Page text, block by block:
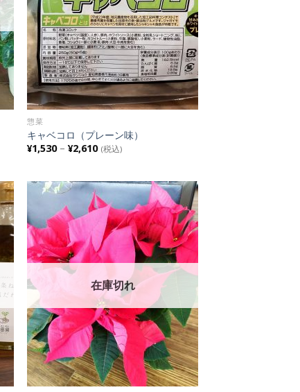
惣菜
キャベコロ（プレーン味）
¥1,530–¥2,610 (税込)
Add to
Wishlist
在庫切れ